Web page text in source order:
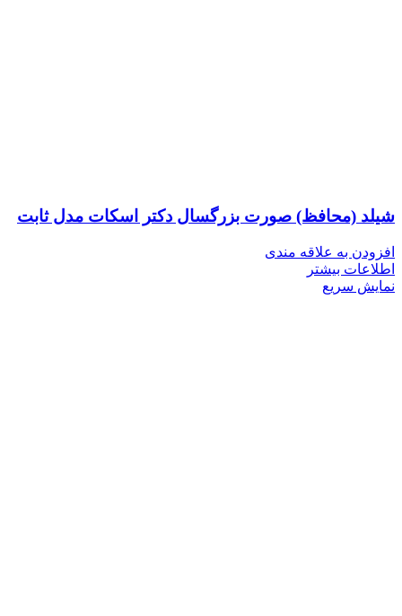
شیلد (محافظ) صورت بزرگسال دکتر اسکات مدل ثابت
افزودن به علاقه مندی
اطلاعات بیشتر
نمایش سریع